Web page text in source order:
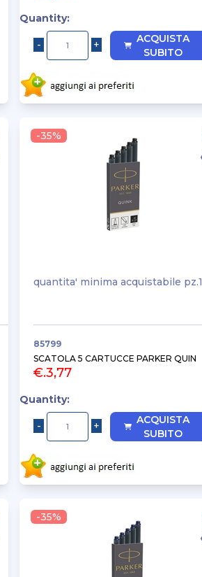
Quantity:
ACQUISTA
SUBITO
quantita' minima acquistabile pz.1
85799
SCATOLA 5 CARTUCCE PARKER QUIN
€.3,77
Quantity:
ACQUISTA
SUBITO
-35%
-35%